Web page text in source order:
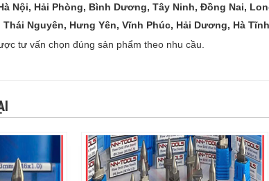
Nội, Hải Phòng, Bình Dương, Tây Ninh, Đồng Nai,
Nguyên, Hưng Yên, Vĩnh Phúc, Hải Dương, Hà
tư vấn chọn đúng sản phẩm theo nhu cầu.